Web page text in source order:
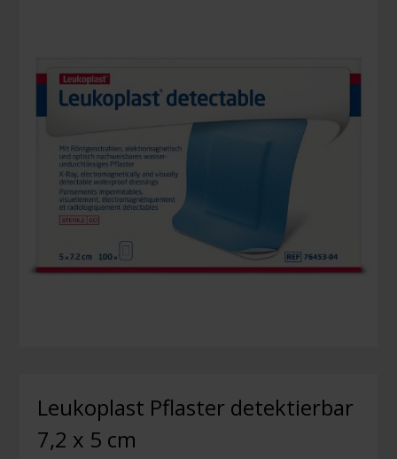
Leukoplast Pflaster detektierbar
7,2 x 5 cm